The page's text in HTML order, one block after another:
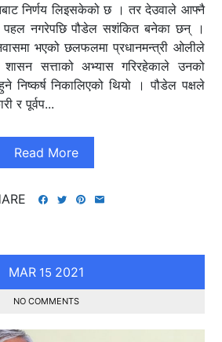
निर्णय लिइसकेको छ । तर देउवाले आफ्नै
पहल नगरेपछि पौडेल सशंकित बनेका छन् ।
भएको छलफलमा प्रधानमन्त्री ओलीले
सत्ताको अभ्यास गरिरहेकाले उनको
निष्कर्ष निकालिएको थियो । पौडेल पक्षले
र पूर्वप...
Read More
MAR 15 2021
NO COMMENTS